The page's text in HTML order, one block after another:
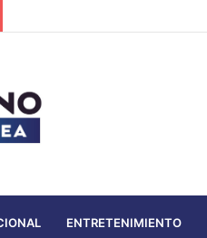
ENTRETENIMIENTO